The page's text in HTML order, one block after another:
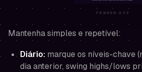
Mantenha simples e repetível:
Diário: marque os níveis-chave
dia anterior, swing highs/lows